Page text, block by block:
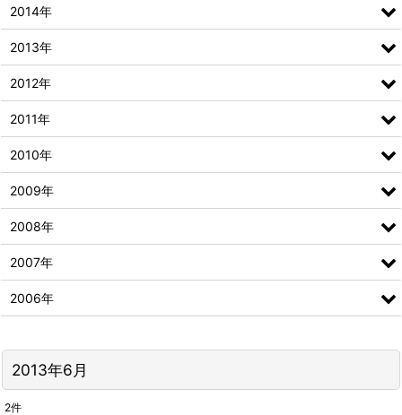
2013年6月
2件
2014年
2013年
2012年
2011年
2010年
2009年
2008年
2007年
2006年